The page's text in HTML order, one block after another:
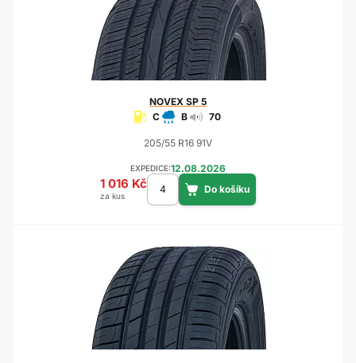
NOVEX SP 5
C
B 70
205/55 R16 91V
EXPEDICE:12.08.2026
1 016 Kč
za kus